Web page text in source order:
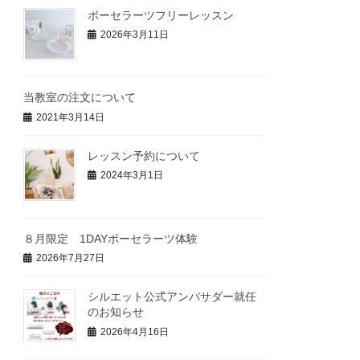
ポーセラーツフリーレッスン
2026年3月11日
当教室の注文について
2021年3月14日
レッスン予約について
2024年3月1日
８月限定 1DAYポーセラーツ体験
2026年7月27日
シルエット公式アンバサダー就任
のお知らせ
2026年4月16日